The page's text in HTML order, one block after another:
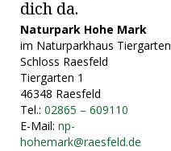
dich da.
Naturpark Hohe Mark
im Naturparkhaus Tiergarten
Schloss Raesfeld
Tiergarten 1
46348 Raesfeld
Tel.: 02865 – 609110
E-Mail: np-
hohemark@raesfeld.de